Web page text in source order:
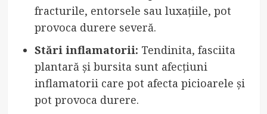
fracturile, entorsele sau luxațiile, pot
provoca durere severă.
Stări inflamatorii: Tendinita, fasciita
plantară și bursita sunt afecțiuni
inflamatorii care pot afecta picioarele și
pot provoca durere.